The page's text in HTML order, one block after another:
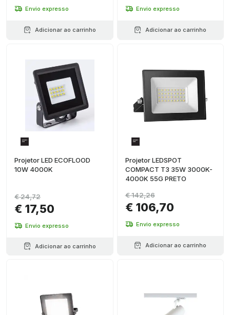
Envio expresso
Adicionar ao carrinho
Envio expresso
Adicionar ao carrinho
Projetor LED ECOFLOOD
10W 4000K
€ 17,50
€ 24,72
Envio expresso
Adicionar ao carrinho
Projetor LEDSPOT
COMPACT T3 35W 3000K-
4000K 55G PRETO
€ 106,70
€ 142,26
Envio expresso
Adicionar ao carrinho